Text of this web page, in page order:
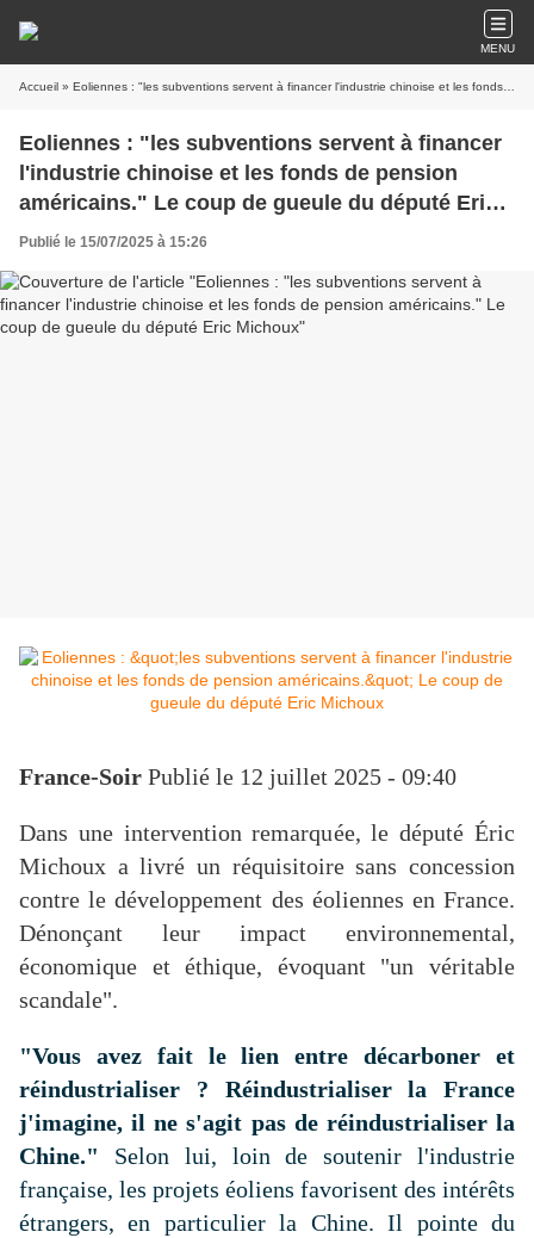
MENU
Accueil » Eoliennes : "les subventions servent à financer l'industrie chinoise et les fonds de pension américains." Le coup de gueule du député Eric Michoux
Eoliennes : "les subventions servent à financer
l'industrie chinoise et les fonds de pension
américains." Le coup de gueule du député Eric
Michoux
Publié le 15/07/2025 à 15:26
France-Soir Publié le 12 juillet 2025 - 09:40
Dans une intervention remarquée, le député Éric
Michoux a livré un réquisitoire sans concession
contre le développement des éoliennes en France.
Dénonçant leur impact environnemental,
économique et éthique, évoquant "un véritable
scandale".
"Vous avez fait le lien entre décarboner et
réindustrialiser ? Réindustrialiser la France
j'imagine, il ne s'agit pas de réindustrialiser la
Chine." Selon lui, loin de soutenir l'industrie
française, les projets éoliens favorisent des intérêts
étrangers, en particulier la Chine. Il pointe du